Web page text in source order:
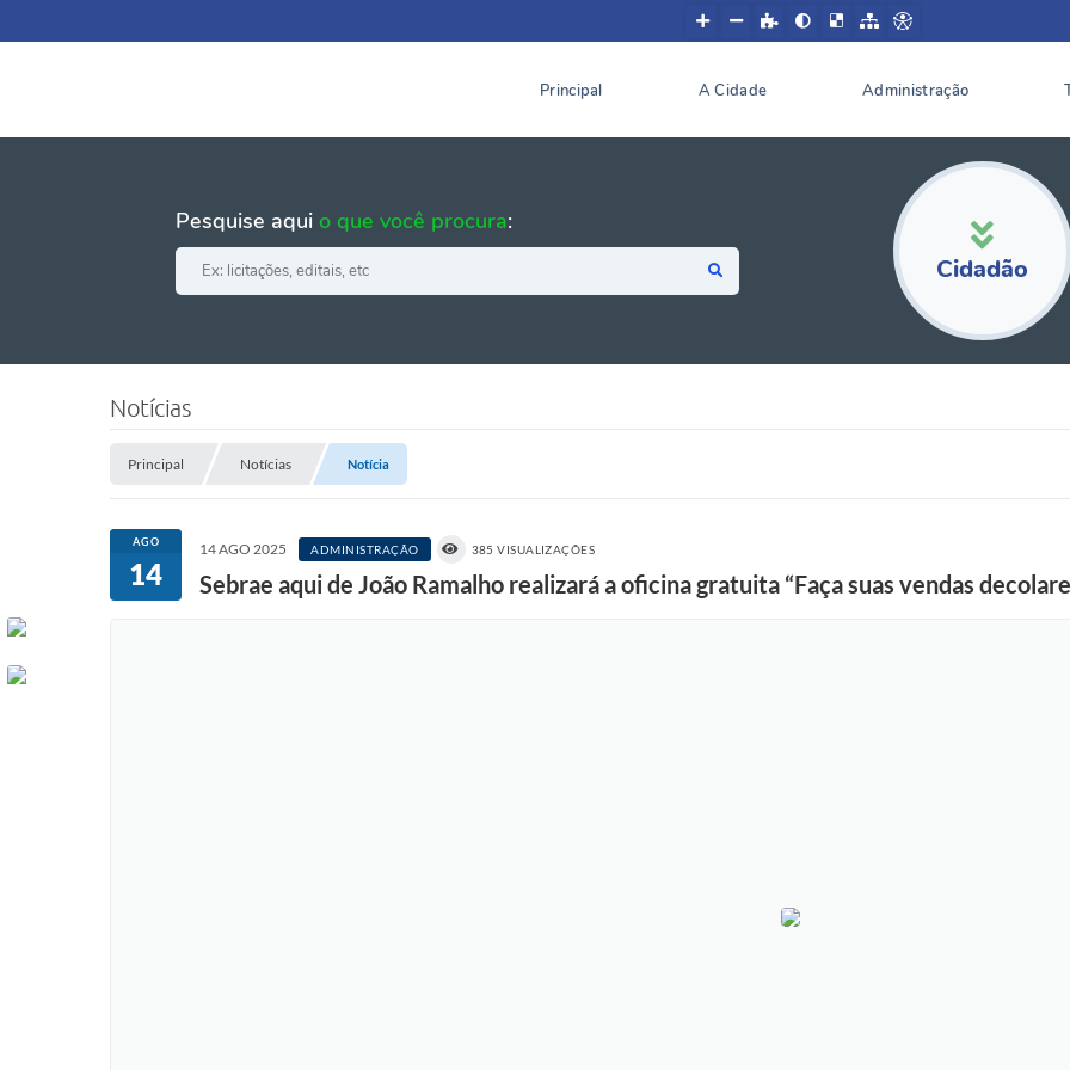
Principal A Cidade Administração
Pesquise aqui o que você procura:
Cidadão
Notícias
Principal Notícias Notícia
AGO
14
14 AGO 2025 ADMINISTRAÇÃO 385 VISUALIZAÇÕES
Sebrae aqui de João Ramalho realizará a oficina gratuita “Faça suas vendas